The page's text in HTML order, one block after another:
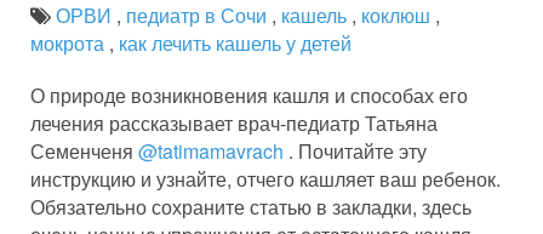
ОРВИ , педиатр в Сочи , кашель , коклюш ,
мокрота , как лечить кашель у детей
О природе возникновения кашля и способах его
лечения рассказывает врач-педиатр Татьяна
Семенченя @tatimamavrach . Почитайте эту
инструкцию и узнайте, отчего кашляет ваш ребенок.
Обязательно сохраните статью в закладки, здесь